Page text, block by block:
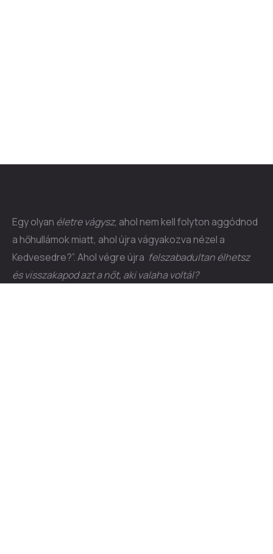
Egy olyan életre vágysz, ahol nem kell folyton aggódnod
a hőhullámok miatt, ahol újra vágyakozva nézel a
Kedvesedre?”. Ahol végre újra felszabadultan élhetsz
és visszakapod azt a nőt, aki valaha voltál?